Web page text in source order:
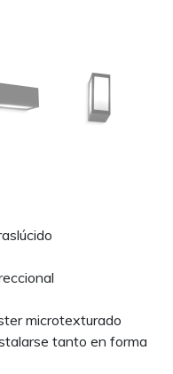
microtexturado
tanto en forma